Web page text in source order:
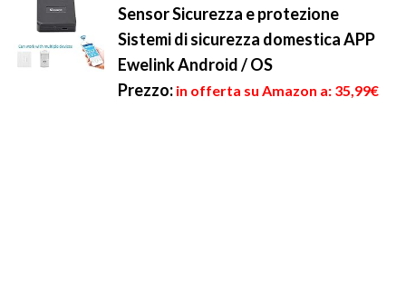
Sensor Sicurezza e protezione
Sistemi di sicurezza domestica APP
Ewelink Android / OS
Prezzo: in offerta su Amazon a: 35,99€